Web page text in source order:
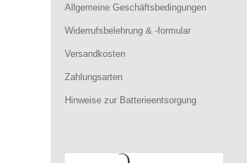
Allgemeine Geschäftsbedingungen
Widerrufsbelehrung & -formular
Versandkosten
Zahlungsarten
Hinweise zur Batterieentsorgung